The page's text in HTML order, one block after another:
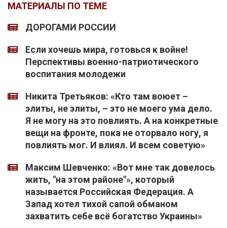
МАТЕРИАЛЫ ПО ТЕМЕ
ДОРОГАМИ РОССИИ
Если хочешь мира, готовься к войне!
Перспективы военно-патриотического
воспитания молодежи
Никита Третьяков: «Кто там воюет –
элиты, не элиты, – это не моего ума дело.
Я не могу на это повлиять. А на конкретные
вещи на фронте, пока не оторвало ногу, я
повлиять мог. И влиял. И всем советую»
Максим Шевченко: «Вот мне так довелось
жить, "на этом районе"», который
называется Российская Федерация. А
Запад хотел тихой сапой обманом
захватить себе всё богатство Украины»